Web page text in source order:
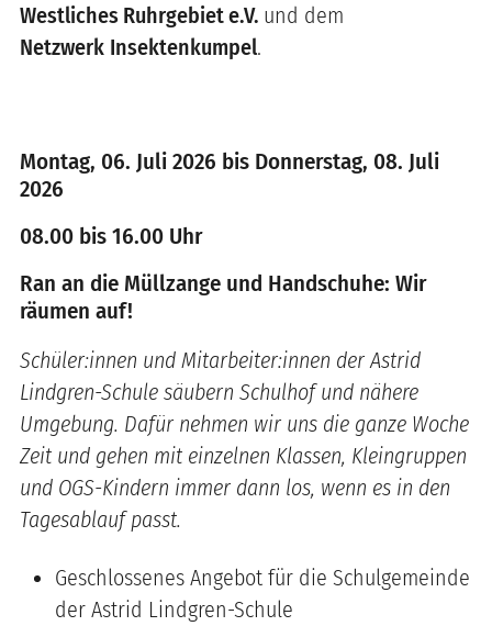
Westliches Ruhrgebiet e.V. und dem
Netzwerk Insektenkumpel.
Montag, 06. Juli 2026 bis Donnerstag, 08. Juli
2026
08.00 bis 16.00 Uhr
Ran an die Müllzange und Handschuhe: Wir
räumen auf!
Schüler:innen und Mitarbeiter:innen der Astrid
Lindgren-Schule säubern Schulhof und nähere
Umgebung. Dafür nehmen wir uns die ganze Woche
Zeit und gehen mit einzelnen Klassen, Kleingruppen
und OGS-Kindern immer dann los, wenn es in den
Tagesablauf passt.
Geschlossenes Angebot für die Schulgemeinde
der Astrid Lindgren-Schule